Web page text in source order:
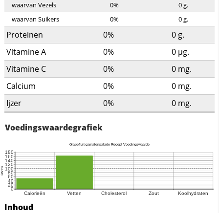
waarvan Vezels 0% 0g.
waarvan Suikers
0% 0g.
Proteinen 0% 0 g.
Vitamine A
0% 0 µg.
Vitamine C
0% 0 mg.
Calcium
0% 0 mg.
Ijzer
0% 0 mg.
Voedingswaardegrafiek
Inhoud